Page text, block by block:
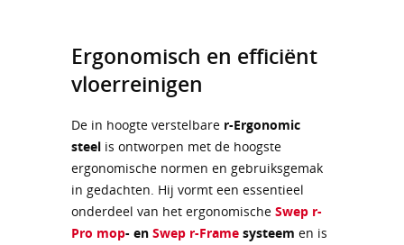
Ergonomisch en efficiënt
vloerreinigen
De in hoogte verstelbare r-Ergonomic
steel is ontworpen met de hoogste
ergonomische normen en gebruiksgemak
in gedachten. Hij vormt een essentieel
onderdeel van het ergonomische Swep r-
Pro mop- en Swep r-Frame systeem en is